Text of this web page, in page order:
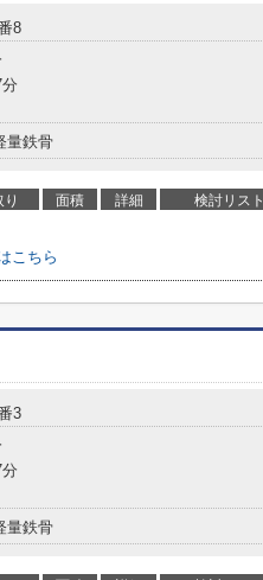
8
量鉄骨
り 面積 詳細 検討リスト
こちら
3
量鉄骨